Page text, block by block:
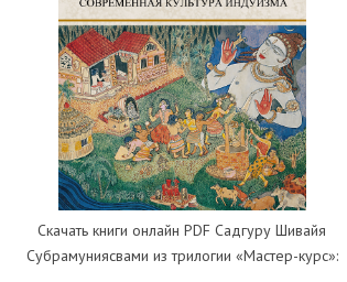
Скачать книги онлайн PDF Садгуру Шивайя
Субрамуниясвами из трилогии «Мастер-курс»: